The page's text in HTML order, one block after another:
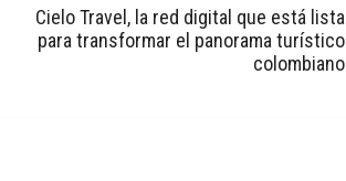
Cielo Travel, la red digital que está lista
para transformar el panorama turístico
colombiano